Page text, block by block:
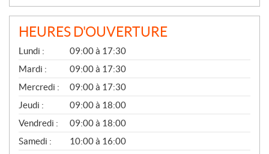
HEURES D'OUVERTURE
G
É
N
É
R
A
L
Lundi :
09:00 à 17:30
Mardi :
09:00 à 17:30
Mercredi :
09:00 à 17:30
Jeudi :
09:00 à 18:00
Vendredi :
09:00 à 18:00
Samedi :
10:00 à 16:00